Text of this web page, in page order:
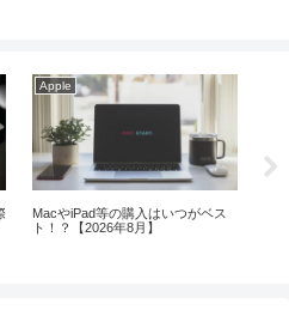
Apple
iPad ProとAirの13インチ比較！殆
どの方におすすめはこれ！